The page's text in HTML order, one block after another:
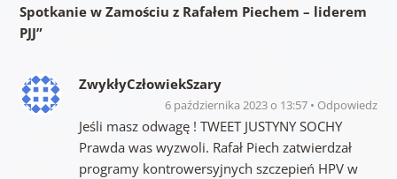
Spotkanie w Zamościu z Rafałem Piechem – liderem
PJJ”
ZwykłyCzłowiekSzary
6 października 2023 o 13:57 Odpowiedz
Jeśli masz odwagę ! TWEET JUSTYNY SOCHY
Prawda was wyzwoli. Rafał Piech zatwierdzał
programy kontrowersyjnych szczepień HPV w